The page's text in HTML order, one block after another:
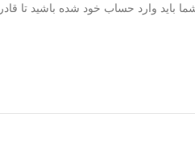
باید وارد حساب خود شده باشید تا